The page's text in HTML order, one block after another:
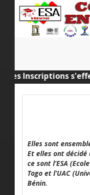
Inscriptions
Elles sont
Et elles ont décidé
ce sont l’ESA
Togo et l’UAC
Bénin.